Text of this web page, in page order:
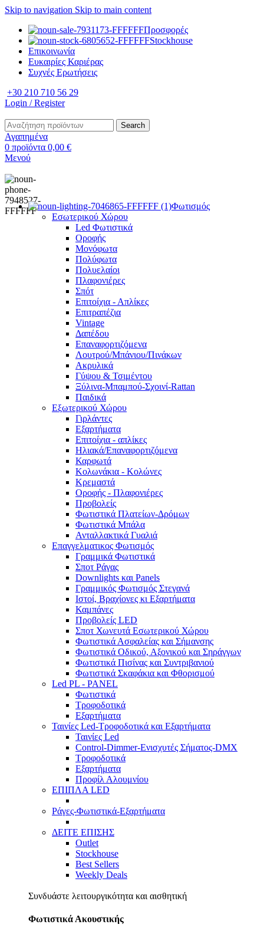
Skip to navigation Skip to main content
Προσφορές
Stockhouse
Επικοινωνία
Ευκαιρίες Καριέρας
Συχνές Ερωτήσεις
+30 210 710 56 29
Login / Register
Search
Αγαπημένα
0 προϊόντα 0,00 €
Μενού
Φωτισμός
Εσωτερικού Χώρου
Led Φωτιστικά
Οροφής
Μονόφωτα
Πολύφωτα
Πολυελαίοι
Πλαφονιέρες
Σπότ
Επιτοίχια - Απλίκες
Επιτραπέζια
Vintage
Δαπέδου
Επαναφορτιζόμενα
Λουτρού/Μπάνιου/Πινάκων
Ακρυλικά
Γύψου & Τσιμέντου
Ξύλινα-Μπαμπού-Σχοινί-Rattan
Παιδικά
Εξωτερικού Χώρου
Γιρλάντες
Εξαρτήματα
Επιτοίχια - απλίκες
Ηλιακά/Επαναφορτιζόμενα
Καρφωτά
Κολωνάκια - Κολώνες
Κρεμαστά
Οροφής - Πλαφονιέρες
Προβολείς
Φωτιστικά Πλατείων-Δρόμων
Φωτιστικά Μπάλα
Ανταλλακτικά Γυαλιά
Επαγγελματικος Φωτισμός
Γραμμικά Φωτιστικά
Σποτ Ράγας
Downlights και Panels
Γραμμικός Φωτισμός Στεγανά
Ιστοί, Βραχίονες κι Εξαρτήματα
Καμπάνες
Προβολείς LED
Σποτ Χωνευτά Εσωτερικού Χώρου
Φωτιστικά Ασφαλείας και Σήμανσης
Φωτιστικά Οδικού, Αξονικού και Σηράγγων
Φωτιστικά Πισίνας και Συντριβανιού
Φωτιστικά Σκαφάκια και Φθορισμού
Led PL - PANEL
Φωτιστικά
Τροφοδοτικά
Εξαρτήματα
Ταινίες Led-Τροφοδοτικά και Εξαρτήματα
Ταινίες Led
Control-Dimmer-Ενισχυτές Σήματος-DMX
Τροφοδοτικά
Εξαρτήματα
Προφίλ Αλουμνίου
ΕΠΙΠΛΑ LED
Ράγες-Φωτιστικά-Εξαρτήματα
ΔΕΙΤΕ ΕΠΙΣΗΣ
Outlet
Stockhouse
Best Sellers
Weekly Deals
Συνδυάστε λειτουργικότητα και αισθητική
Φωτιστικά Ακουστικής